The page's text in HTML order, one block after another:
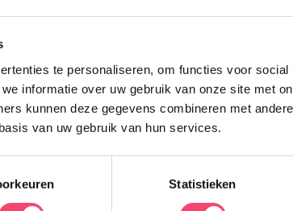
te personaliseren, om functies voor social
informatie over uw gebruik van onze site met
kunnen deze gegevens combineren met
van uw gebruik van hun services.
Statistieken